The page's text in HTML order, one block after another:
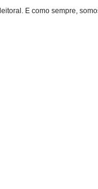
E como sempre,